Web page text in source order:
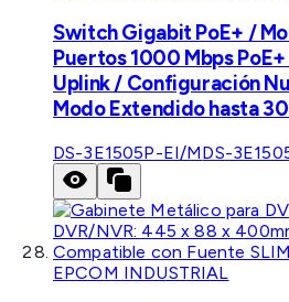
Switch Gigabit PoE+ /
Puertos 1000 Mbps
Uplink / Configuración
Modo Extendido hasta
DS-3E1505P-EI/MDS-
EPCOM INDUSTRIAL